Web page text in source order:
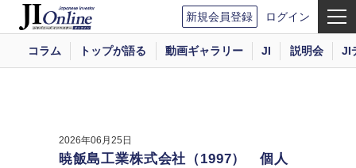
新規会員登録 ログイン
コラム トップが語る 動画ギャラリー JI 説明会 JI
2026年06月25日
暁飯島工業株式会社（1997） 個人